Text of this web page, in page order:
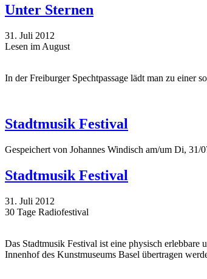
Unter Sternen
31. Juli 2012
Lesen im August
In der Freiburger Spechtpassage lädt man zu einer
Stadtmusik Festival
Gespeichert von Johannes Windisch am/um Di, 31/
Stadtmusik Festival
31. Juli 2012
30 Tage Radiofestival
Das Stadtmusik Festival ist eine physisch
Innenhof des Kunstmuseums Basel übertragen